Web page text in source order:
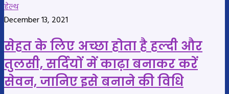
हेल्थ
December 13, 2021
सेहत के लिए अच्छा होता है हल्दी और
तुलसी, सर्दियों में काढ़ा बनाकर करें
सेवन, जानिए इसे बनाने की विधि